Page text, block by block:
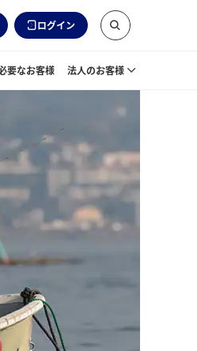
ログイン
要なお客様 法人のお客様